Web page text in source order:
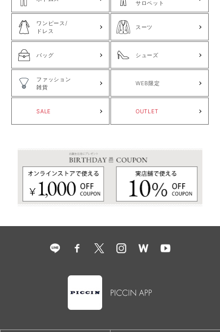
サロペット
ワンピース/
ドレス
スーツ
バッグ シューズ
ファッション
雑貨
WEB限定
SALE OUTLET